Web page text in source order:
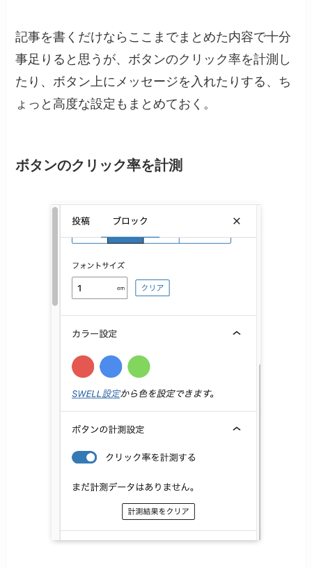
記事を書くだけならここまでまとめた内容で十分
事足りると思うが、ボタンのクリック率を計測し
たり、ボタン上にメッセージを入れたりする、ち
ょっと高度な設定もまとめておく。
ボタンのクリック率を計測